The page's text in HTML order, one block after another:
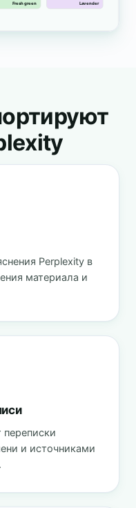
Perplexity в
материала и
и источниками